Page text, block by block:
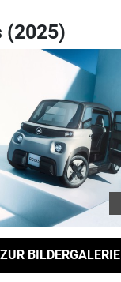
(2025)
ZUR BILDERGALERIE